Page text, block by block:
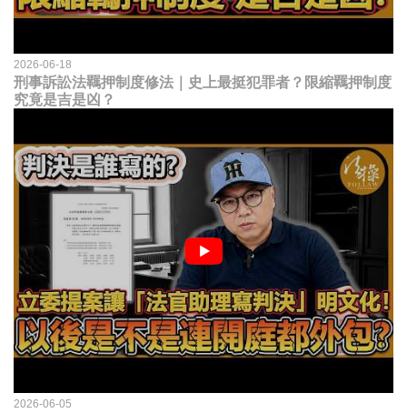
2026-06-18
刑事訴訟法羈押制度修法｜史上最挺犯罪者？限縮羈押制度
究竟是吉是凶？
2026-06-05